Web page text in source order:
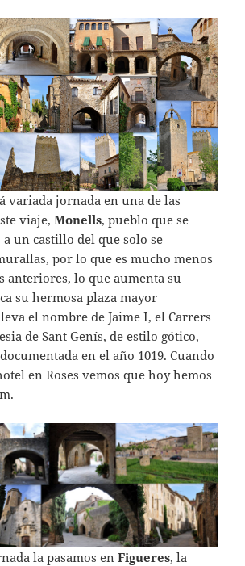
variada jornada en una de las
viaje,Monells, pueblo que se
un castillo del que solo se
por lo que es mucho menos
anteriores, lo que aumenta su
su hermosa plaza mayor
el nombre de Jaime I, el Carrers
de Sant Genís, de estilo gótico,
en el año 1019. Cuando
en Roses vemos que hoy hemos
la pasamos enFigueres, la